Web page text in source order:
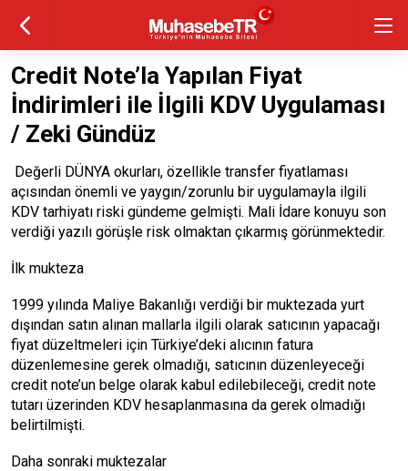
Credit Note’la Yapılan Fiyat
İndirimleri ile İlgili KDV Uygulaması
/ Zeki Gündüz
Değerli DÜNYA okurları, özellikle transfer fiyatlaması
açısından önemli ve yaygın/zorunlu bir uygulamayla ilgili
KDV tarhiyatı riski gündeme gelmişti. Mali İdare konuyu son
verdiği yazılı görüşle risk olmaktan çıkarmış görünmektedir.
İlk mukteza
1999 yılında Maliye Bakanlığı verdiği bir muktezada yurt
dışından satın alınan mallarla ilgili olarak satıcının yapacağı
fiyat düzeltmeleri için Türkiye’deki alıcının fatura
düzenlemesine gerek olmadığı, satıcının düzenleyeceği
credit note’un belge olarak kabul edilebileceği, credit note
tutarı üzerinden KDV hesaplanmasına da gerek olmadığı
belirtilmişti.
Daha sonraki muktezalar